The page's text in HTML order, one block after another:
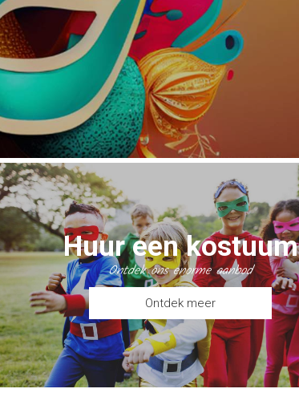
Huur een kostuum
Ontdek ons enorme aanbod
Ontdek meer